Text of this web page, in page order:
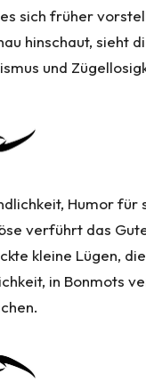
sich früher
hinschaut, sieht
und
Humor für
verführt das
kleine Lügen,
in Bonmots